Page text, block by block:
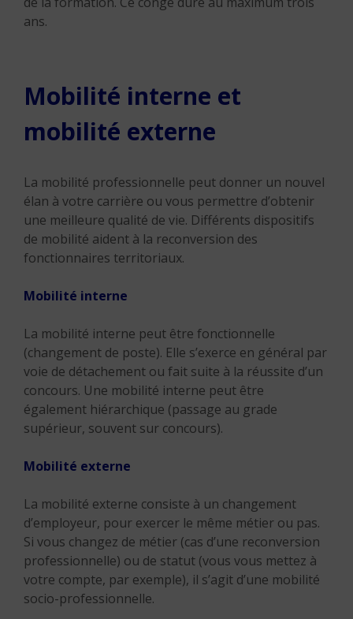
ans.
Mobilité interne et
mobilité externe
La mobilité professionnelle peut donner un nouvel
élan à votre carrière ou vous permettre d’obtenir
une meilleure qualité de vie. Différents dispositifs
de mobilité aident à la reconversion des
fonctionnaires territoriaux.
Mobilité interne
La mobilité interne peut être fonctionnelle
(changement de poste). Elle s’exerce en général par
voie de détachement ou fait suite à la réussite d’un
concours. Une mobilité interne peut être
également hiérarchique (passage au grade
supérieur, souvent sur concours).
Mobilité externe
La mobilité externe consiste à un changement
d’employeur, pour exercer le même métier ou pas.
Si vous changez de métier (cas d’une reconversion
professionnelle) ou de statut (vous vous mettez à
votre compte, par exemple), il s’agit d’une mobilité
socio-professionnelle.